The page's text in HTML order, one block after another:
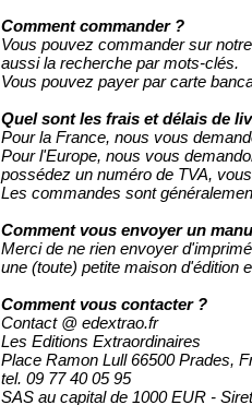
Comment commander ?
Vous pouvez commander sur
aussi la recherche par mots-clés.
Vous pouvez payer par carte
Quel sont les frais et délais de
Pour la France, nous vous
Pour l'Europe,nous vous
possédez un numéro de TVA,
Les commandes sont
Comment vous envoyer un
Merci de ne rien envoyer
une (toute) petite maison d'édition
Comment vous contacter ?
Contact @ edextrao.fr
Les Editions Extraordinaires
Place Ramon Lull 66500 Prades,
tel. 09 77 40 05 95
SAS au capital de 1000 EUR -